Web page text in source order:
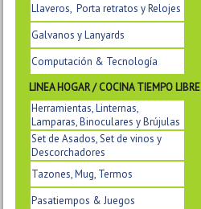
Llaveros, Porta retratos y Relojes
Galvanos y Lanyards
Computación & Tecnología
LINEA HOGAR / COCINA TIEMPO LIBRE
Herramientas, Linternas,
Lamparas, Binoculares y Brújulas
Set de Asados, Set de vinos y
Descorchadores
Tazones, Mug, Termos
Pasatiempos & Juegos